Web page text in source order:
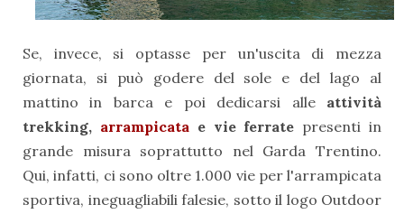
Se, invece, si optasse per un'uscita di mezza
giornata, si può godere del sole e del lago al
mattino in barca e poi dedicarsi alle attività
trekking, arrampicatae vie ferrate presenti in
grande misura soprattutto nel Garda Trentino.
Qui, infatti, ci sono oltre 1.000 vie per l'arrampicata
sportiva, ineguagliabili falesie, sotto il logo Outdoor